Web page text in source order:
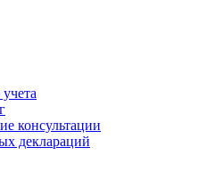
консультации
деклараций